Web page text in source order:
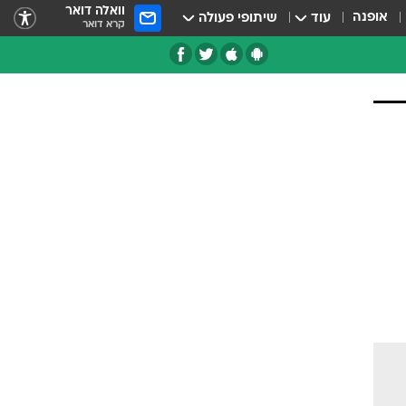
אופנה עוד שיתופי פעולה וואלה דואר
קרא דואר